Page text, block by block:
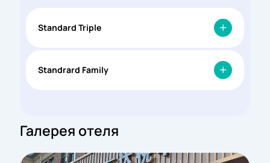
Standard Triple
Standrard Family
Галерея отеля